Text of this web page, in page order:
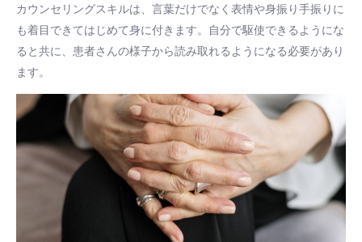
カウンセリングスキルは、言葉だけでなく表情や身振り手振りに
も着目できてはじめて身に付きます。自分で駆使できるようにな
ると共に、患者さんの様子から読み取れるようになる必要があり
ます。